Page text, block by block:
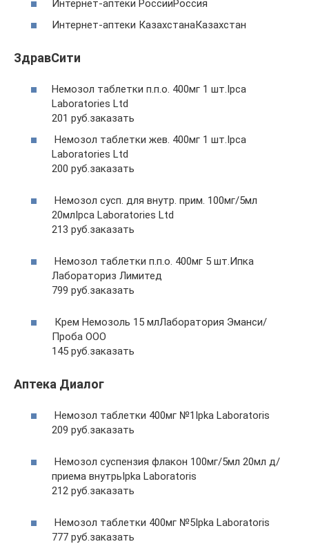
Интернет-аптеки РоссииРоссия
Интернет-аптеки КазахстанаКазахстан
ЗдравСити
Немозол таблетки п.п.о. 400мг 1 шт.Ipca
Laboratories Ltd
201 руб.заказать
Немозол таблетки жев. 400мг 1 шт.Ipca
Laboratories Ltd
200 руб.заказать
Немозол сусп. для внутр. прим. 100мг/5мл
20млIpca Laboratories Ltd
213 руб.заказать
Немозол таблетки п.п.о. 400мг 5 шт.Ипка
Лабораториз Лимитед
799 руб.заказать
Крем Немозоль 15 млЛаборатория Эманси/
Проба ООО
145 руб.заказать
Аптека Диалог
Немозол таблетки 400мг №1Ipka Laboratoris
209 руб.заказать
Немозол суспензия флакон 100мг/5мл 20мл д/
приема внутрьIpka Laboratoris
212 руб.заказать
Немозол таблетки 400мг №5Ipka Laboratoris
777 руб.заказать